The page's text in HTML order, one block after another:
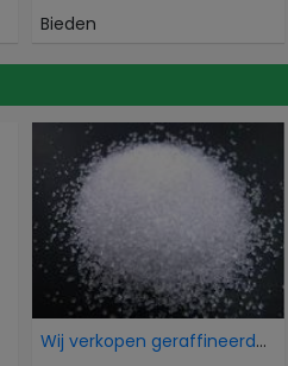
Bieden
Wij verkopen geraffineerde witte bietsuiker Icumsa